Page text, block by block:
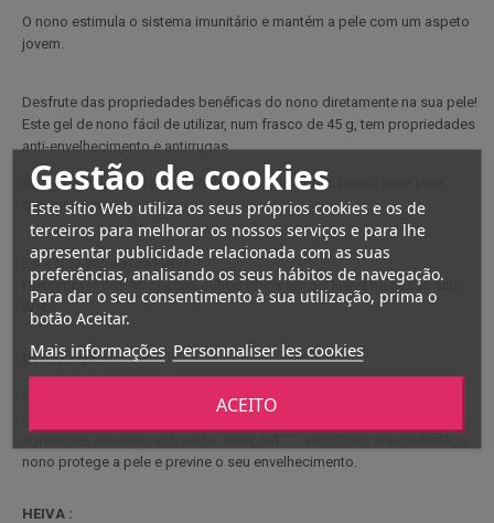
Gestão de cookies
Este sítio Web utiliza os seus próprios cookies e os de
terceiros para melhorar os nossos serviços e para lhe
apresentar publicidade relacionada com as suas
preferências, analisando os seus hábitos de navegação.
Para dar o seu consentimento à sua utilização, prima o
botão Aceitar.
Mais informações Personnaliser les cookies
ACEITO
O nono estimula o sistema imunitário e mantém a pele com um aspeto
jovem.
Desfrute das propriedades benéficas do nono diretamente na sua pele!
Este gel de nono fácil de utilizar, num frasco de 45 g, tem propriedades
anti-envelhecimento e antirrugas.
Apresenta-se num formato compacto para que o possa levar para
qualquer lado.
Este óleo vegetal da Heïva
Descubra todos os nossos outros óleos em gel Heïva no nosso sítio
Web!
UTILIZAÇÃO :
Cuidados da pele: Este óleo de nono hidrata e suaviza a pele. É capaz
nono protege a pele e previne o seu envelhecimento.
HEIVA :